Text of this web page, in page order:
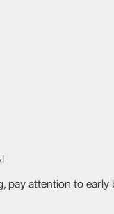
pay attention to early